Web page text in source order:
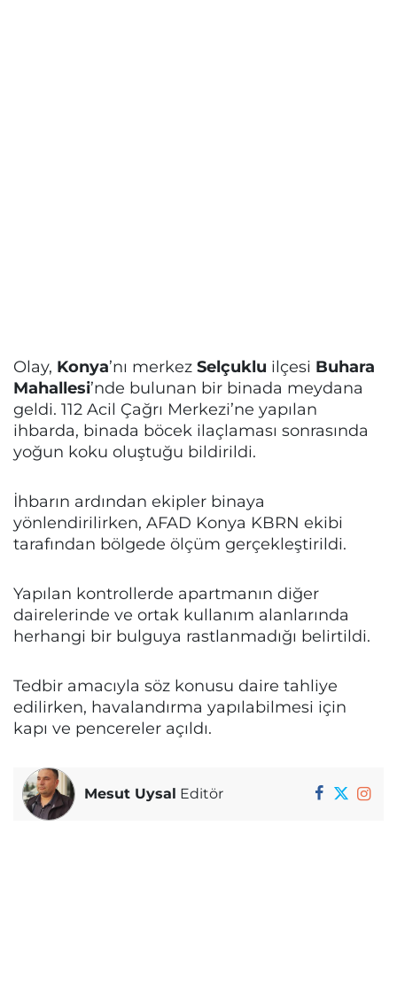
Olay, Konya’nı merkez Selçuklu ilçesi Buhara
Mahallesi’nde bulunan bir binada meydana
geldi. 112 Acil Çağrı Merkezi’ne yapılan
ihbarda, binada böcek ilaçlaması sonrasında
yoğun koku oluştuğu bildirildi.
İhbarın ardından ekipler binaya
yönlendirilirken, AFAD Konya KBRN ekibi
tarafından bölgede ölçüm gerçekleştirildi.
Yapılan kontrollerde apartmanın diğer
dairelerinde ve ortak kullanım alanlarında
herhangi bir bulguya rastlanmadığı belirtildi.
Tedbir amacıyla söz konusu daire tahliye
edilirken, havalandırma yapılabilmesi için
kapı ve pencereler açıldı.
Mesut Uysal Editör